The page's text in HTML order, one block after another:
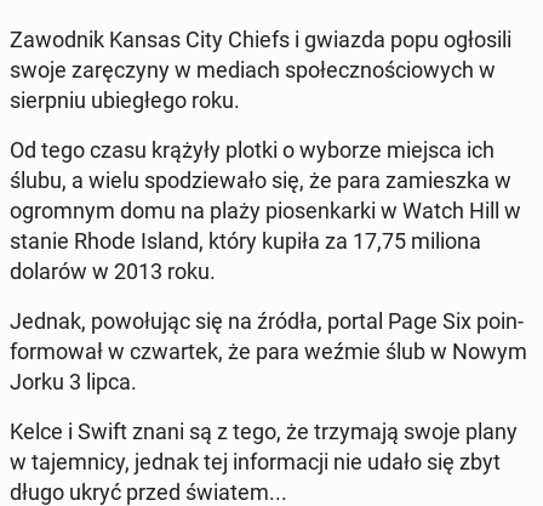
Za­wod­nik Kansas City Chiefs i gwiazda popu ogło­si­li
swoje za­rę­czy­ny w mediach spo­łecz­no­ścio­wych w
sierp­niu ubie­głe­go roku.
Od tego czasu krążyły plotki o wyborze miejsca ich
ślubu, a wielu spo­dzie­wa­ło się, że para za­miesz­ka w
ogrom­nym domu na plaży pio­sen­kar­ki w Watch Hill w
stanie Rhode Island, który kupiła za 17,75 miliona
dolarów w 2013 roku.
Jednak, po­wo­łu­jąc się na źródła, portal Page Six po­in­
for­mo­wał w czwar­tek, że para weźmie ślub w Nowym
Jorku 3 lipca.
Kelce i Swift znani są z tego, że trzy­ma­ją swoje plany
w ta­jem­ni­cy, jednak tej in­for­ma­cji nie udało się zbyt
długo ukryć przed światem...